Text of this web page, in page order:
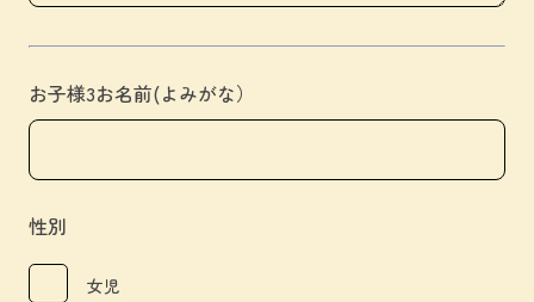
お子様3お名前(よみがな）
性別
女児